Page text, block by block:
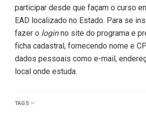
participar desde que façam o curso
EAD localizado no Estado. Para se
fazer o loginno site do programa e
ficha cadastral, fornecendo nome e
dados pessoais como e-mail,
local onde estuda.
TAGS